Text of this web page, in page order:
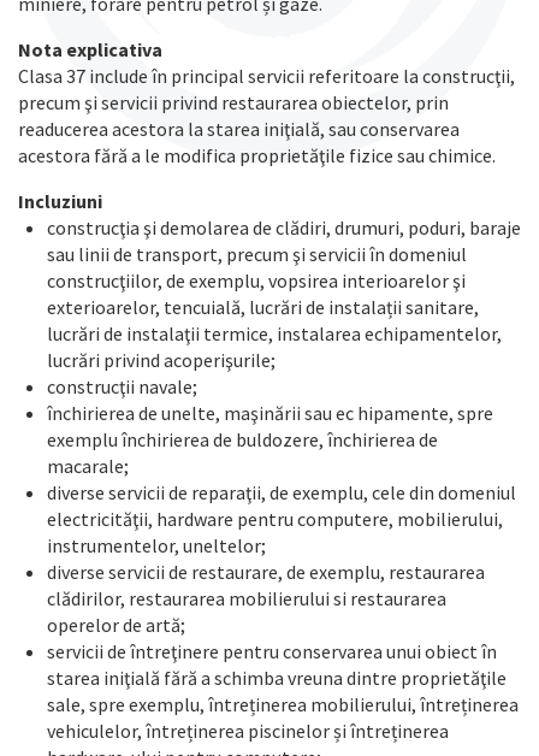
Nota explicativa
Clasa 37 include în principal servicii referitoare la construcţii,
precum şi servicii privind restaurarea obiectelor, prin
readucerea acestora la starea iniţială, sau conservarea
acestora fără a le modifica proprietăţile fizice sau chimice.
Incluziuni
construcţia şi demolarea de clădiri, drumuri, poduri, baraje
sau linii de transport, precum şi servicii în domeniul
construcţiilor, de exemplu, vopsirea interioarelor şi
exterioarelor, tencuială, lucrări de instalații sanitare,
lucrări de instalaţii termice, instalarea echipamentelor,
lucrări privind acoperişurile;
construcţii navale;
închirierea de unelte, maşinării sau ec hipamente, spre
exemplu închirierea de buldozere, închirierea de
macarale;
diverse servicii de reparaţii, de exemplu, cele din domeniul
electricităţii, hardware pentru computere, mobilierului,
instrumentelor, uneltelor;
diverse servicii de restaurare, de exemplu, restaurarea
clădirilor, restaurarea mobilierului si restaurarea
operelor de artă;
servicii de întreţinere pentru conservarea unui obiect în
starea iniţială fără a schimba vreuna dintre proprietăţile
sale, spre exemplu, întreținerea mobilierului, întreținerea
vehiculelor, întreținerea piscinelor și întreținerea